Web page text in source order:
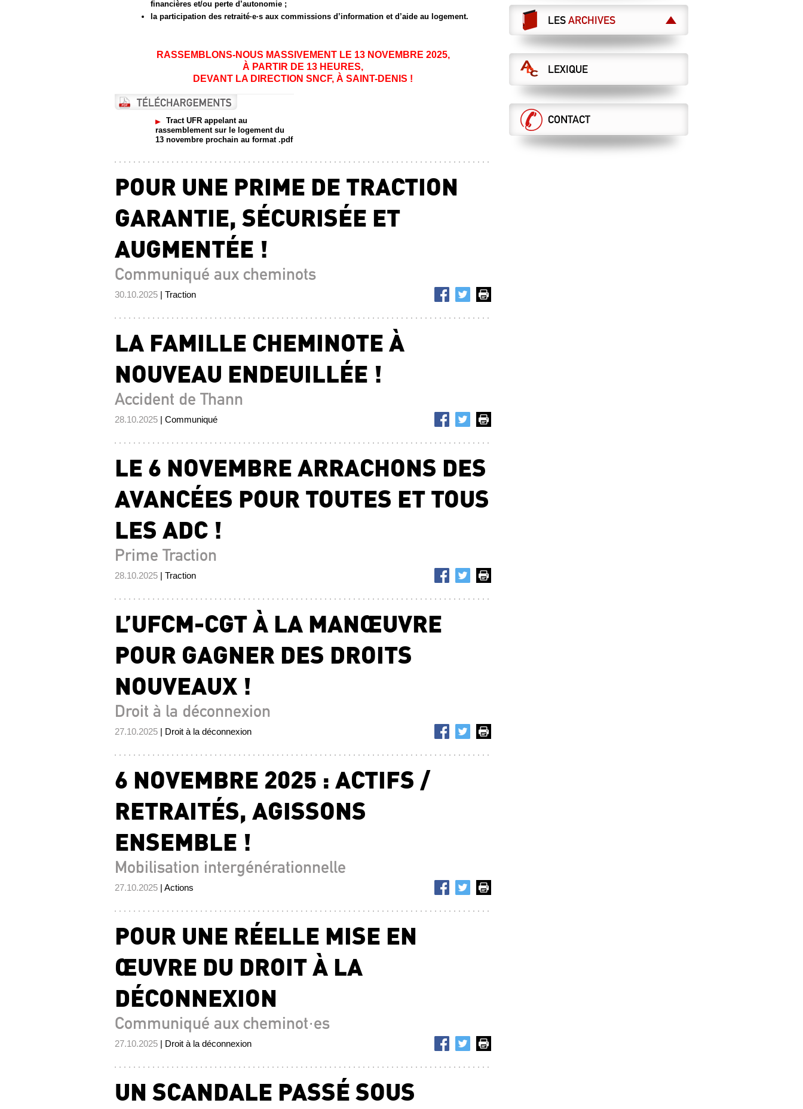
financières et/ou perte d’autonomie ;
la participation des retraité·e·s aux commissions d’information et d’aide au logement.
RASSEMBLONS-NOUS MASSIVEMENT LE 13 NOVEMBRE 2025,
À PARTIR DE 13 HEURES,
DEVANT LA DIRECTION SNCF, À SAINT-DENIS !
Tract UFR appelant au
rassemblement sur le logement du
13 novembre prochain au format .pdf
POUR UNE PRIME DE TRACTION
GARANTIE, SÉCURISÉE ET
AUGMENTÉE !
Communiqué aux cheminots
30.10.2025 | Traction
LA FAMILLE CHEMINOTE À
NOUVEAU ENDEUILLÉE !
Accident de Thann
28.10.2025 | Communiqué
LE 6 NOVEMBRE ARRACHONS DES
AVANCÉES POUR TOUTES ET TOUS
LES ADC !
Prime Traction
28.10.2025 | Traction
L’UFCM-CGT À LA MANŒUVRE
POUR GAGNER DES DROITS
NOUVEAUX !
Droit à la déconnexion
27.10.2025 | Droit à la déconnexion
6 NOVEMBRE 2025 : ACTIFS /
RETRAITÉS, AGISSONS
ENSEMBLE !
Mobilisation intergénérationnelle
27.10.2025 | Actions
POUR UNE RÉELLE MISE EN
ŒUVRE DU DROIT À LA
DÉCONNEXION
Communiqué aux cheminot·es
27.10.2025 | Droit à la déconnexion
UN SCANDALE PASSÉ SOUS
LESARCHIVES
LEXIQUE
CONTACT